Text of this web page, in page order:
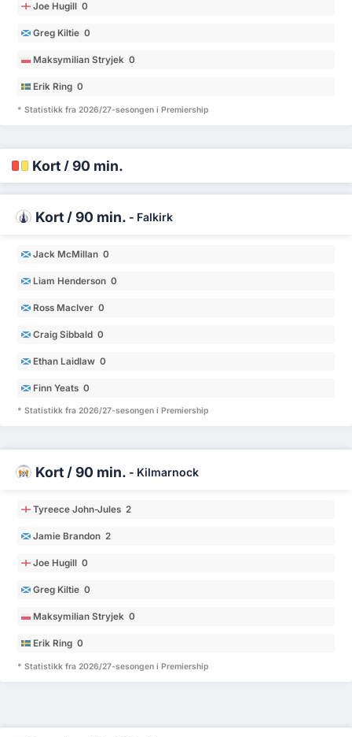
Joe Hugill 0
Greg Kiltie 0
Maksymilian Stryjek 0
Erik Ring 0
* Statistikk fra 2026/27-sesongen i Premiership
Kort / 90 min.
Kort / 90 min. - Falkirk
Jack McMillan 0
Liam Henderson 0
Ross MacIver 0
Craig Sibbald 0
Ethan Laidlaw 0
Finn Yeats 0
* Statistikk fra 2026/27-sesongen i Premiership
Kort / 90 min. - Kilmarnock
Tyreece John-Jules 2
Jamie Brandon 2
Joe Hugill 0
Greg Kiltie 0
Maksymilian Stryjek 0
Erik Ring 0
* Statistikk fra 2026/27-sesongen i Premiership